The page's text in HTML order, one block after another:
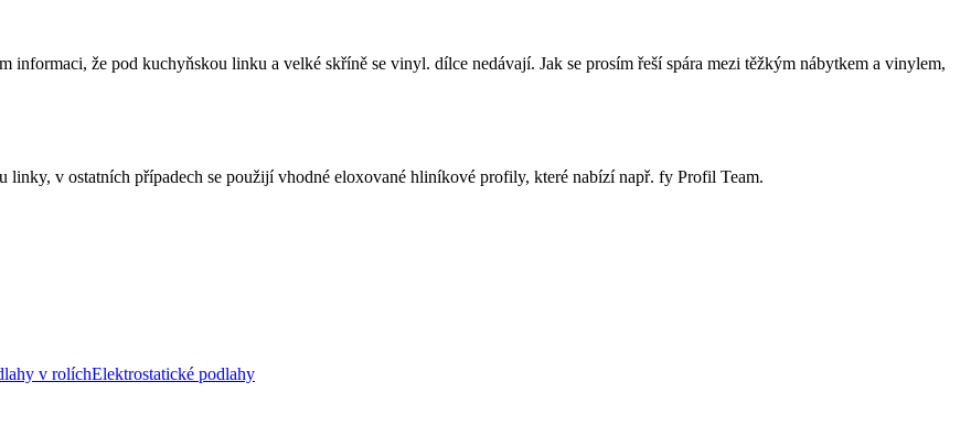
že pod kuchyňskou linku a velké skříně se vinyl. dílce nedávají. Jak se prosím řeší spára mezi těžkým nábytkem a vinylem,
v ostatních případech se použijí vhodné eloxované hliníkové profily, které nabízí např. fy Profil Team.
v rolíchElektrostatické podlahy